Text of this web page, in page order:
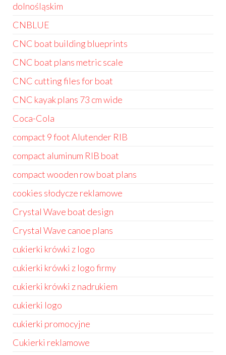
dolnośląskim
CNBLUE
CNC boat building blueprints
CNC boat plans metric scale
CNC cutting files for boat
CNC kayak plans 73 cm wide
Coca-Cola
compact 9 foot Alutender RIB
compact aluminum RIB boat
compact wooden row boat plans
cookies słodycze reklamowe
Crystal Wave boat design
Crystal Wave canoe plans
cukierki krówki z logo
cukierki krówki z logo firmy
cukierki krówki z nadrukiem
cukierki logo
cukierki promocyjne
Cukierki reklamowe